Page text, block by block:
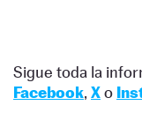
Sigue toda la
Facebook, Xo